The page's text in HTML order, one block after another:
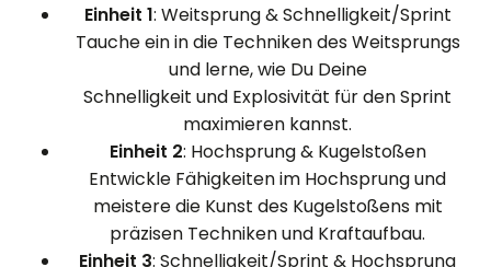
Einheit 1: Weitsprung & Schnelligkeit/Sprint
Tauche ein in die Techniken des Weitsprungs
und lerne, wie Du Deine
Schnelligkeit und Explosivität für den Sprint
maximieren kannst.
Einheit 2: Hochsprung & Kugelstoßen
Entwickle Fähigkeiten im Hochsprung und
meistere die Kunst des Kugelstoßens mit
präzisen Techniken und Kraftaufbau.
Einheit 3: Schnelligkeit/Sprint & Hochsprung